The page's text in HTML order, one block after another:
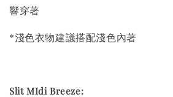
響穿著
*淺色衣物建議搭配淺色內著
Slit MIdi Breeze: